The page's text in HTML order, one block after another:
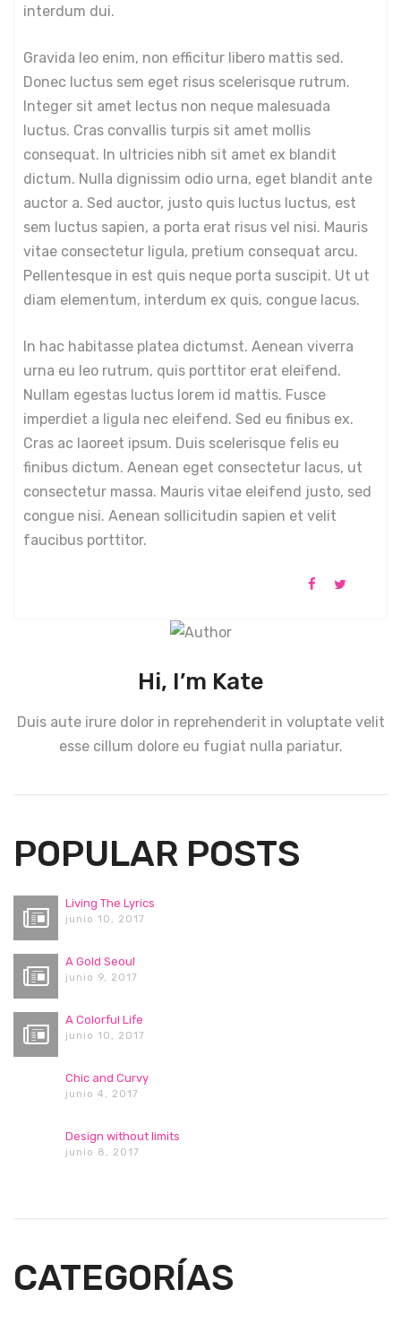
interdum dui.
Gravida leo enim, non efficitur libero mattis sed.
Donec luctus sem eget risus scelerisque rutrum.
Integer sit amet lectus non neque malesuada
luctus. Cras convallis turpis sit amet mollis
consequat. In ultricies nibh sit amet ex blandit
dictum. Nulla dignissim odio urna, eget blandit ante
auctor a. Sed auctor, justo quis luctus luctus, est
sem luctus sapien, a porta erat risus vel nisi. Mauris
vitae consectetur ligula, pretium consequat arcu.
Pellentesque in est quis neque porta suscipit. Ut ut
diam elementum, interdum ex quis, congue lacus.
In hac habitasse platea dictumst. Aenean viverra
urna eu leo rutrum, quis porttitor erat eleifend.
Nullam egestas luctus lorem id mattis. Fusce
imperdiet a ligula nec eleifend. Sed eu finibus ex.
Cras ac laoreet ipsum. Duis scelerisque felis eu
finibus dictum. Aenean eget consectetur lacus, ut
consectetur massa. Mauris vitae eleifend justo, sed
congue nisi. Aenean sollicitudin sapien et velit
faucibus porttitor.
Hi, I’m Kate
Duis aute irure dolor in reprehenderit in voluptate velit
esse cillum dolore eu fugiat nulla pariatur.
POPULAR POSTS
Living The Lyrics
junio 10, 2017
A Gold Seoul
junio 9, 2017
A Colorful Life
junio 10, 2017
Chic and Curvy
junio 4, 2017
Design without limits
junio 8, 2017
CATEGORÍAS